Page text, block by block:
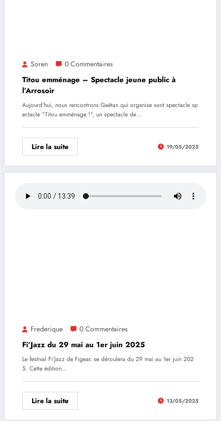
Soren 0 Commentaires
Titou emménage – Spectacle jeune public à
l’Arrosoir
Aujourd’hui, nous rencontrons Gaëtan qui organise sont spectacle sp
ectacle "Titou emménage !", un spectacle de…
Lire la suite 19/05/2025
Frederique 0 Commentaires
Fi’Jazz du 29 mai au 1er juin 2025
Le festival Fi’Jazz de Figeac se déroulera du 29 mai au 1er juin 202
5. Cette édition…
Lire la suite 13/05/2025